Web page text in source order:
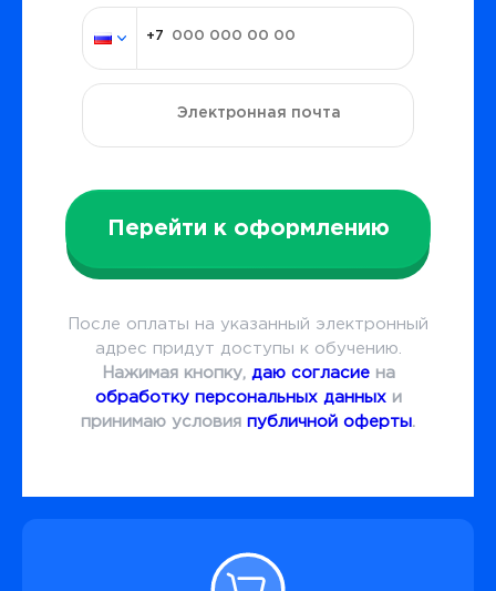
Перейти к оформлению
После оплаты на указанный электронный
адрес придут доступы к обучению.
Нажимая кнопку, даю согласиена
обработку персональных данныхи
принимаю условия публичной оферты.